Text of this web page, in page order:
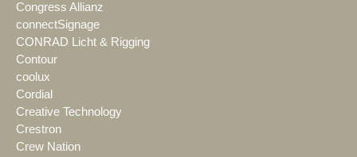
Congress Allianz
connectSignage
CONRAD Licht & Rigging
Contour
coolux
Cordial
Creative Technology
Crestron
Crew Nation